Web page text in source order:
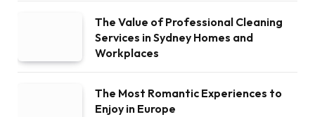
The Value of Professional Cleaning
Services in Sydney Homes and
Workplaces
The Most Romantic Experiences to
Enjoy in Europe